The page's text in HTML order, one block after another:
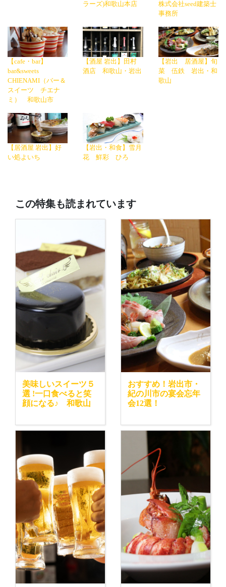
ラーズ)和歌山本店
株式会社seed建築士
事務所
【cafe・bar】
bar&sweets
CHIENAMI（バー＆
スイーツ チエナ
ミ） 和歌山市
【酒屋 岩出】田村
酒店 和歌山・岩出
【岩出 居酒屋】旬
菜 伍鉄 岩出・和
歌山
【居酒屋 岩出】好
い処よいち
【岩出・和食】雪月
花 鮮彩 ひろ
この特集も読まれています
美味しいスイーツ５
選 !一口食べると笑
顔になる♪ 和歌山
おすすめ！岩出市・
紀の川市の宴会忘年
会12選！